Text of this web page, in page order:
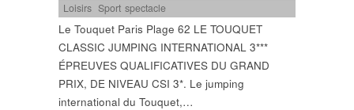
Loisirs ,Sport spectacle
Le Touquet Paris Plage 62 LE TOUQUET
CLASSIC JUMPING INTERNATIONAL 3***
ÉPREUVES QUALIFICATIVES DU GRAND
PRIX, DE NIVEAU CSI 3*. Le jumping
international du Touquet,…